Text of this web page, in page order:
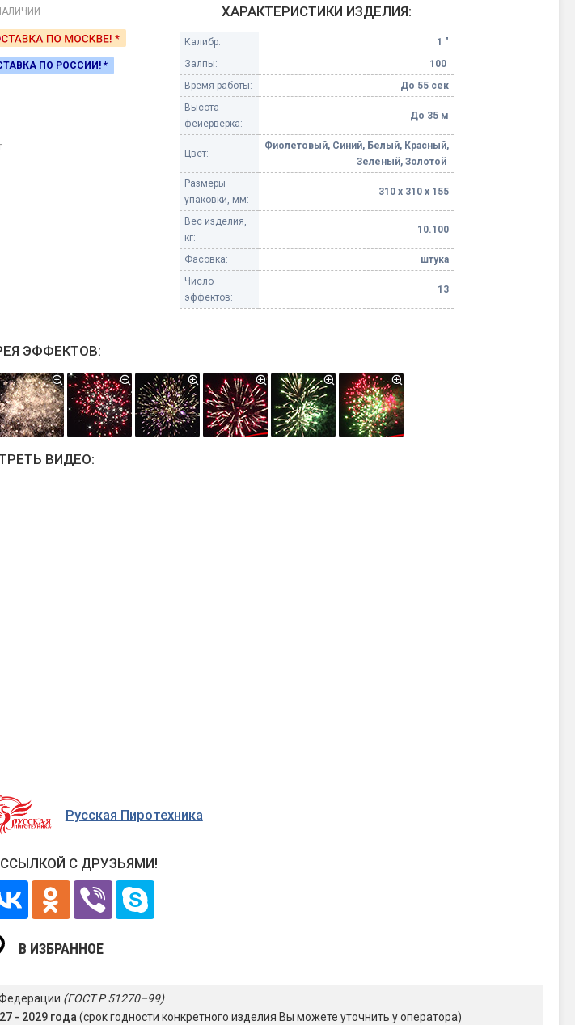
Бенгальские огни
Бенгальские огни малые
Бенгальские огни большие
Фонтаны в торт (холодные)
Фонтаны сценические (холодные)
Фестивальные шары
Небесные фонарики
Оборудование для
Елочные гирлянды
ПО РОССИИ! *
ХАРАКТЕРИСТИКИ ИЗДЕЛИЯ:
Калибр:
1 "
Залпы:
100
Время работы:
До 55 сек
Высота
фейерверка:
До 35 м
Цвет:
Фиолетовый, Синий, Белый, Красный,
Зеленый, Золотой
Размеры
упаковки, мм:
310 х 310 х 155
Вес изделия,
кг:
10.100
Фасовка:
штука
Число
эффектов:
13
ЭФФЕКТОВ:
ВИДЕО:
Русская Пиротехника
С ДРУЗЬЯМИ!
В ИЗБРАННОЕ
(ГОСТ Р 51270–99)
- 2029 года (срок годности конкретного изделия Вы можете уточнить у оператора)